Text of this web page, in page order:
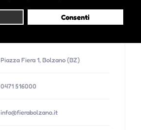
Consenti
Piazza Fiera 1, Bolzano (BZ)
0471 516000
info@fierabolzano.it